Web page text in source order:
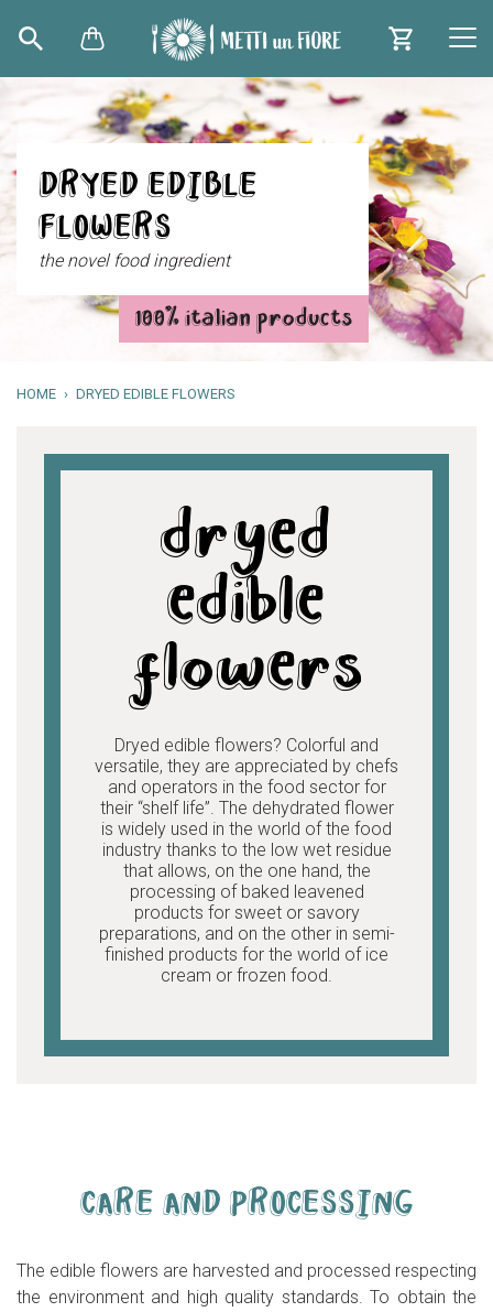
DRYED EDIBLE
FLOWERS
the novel food ingredient
100% italian products
HOME DRYED EDIBLE FLOWERS
dryed
edible
flowers
Dryed edible flowers? Colorful and
versatile, they are appreciated by chefs
and operators in the food sector for
their “shelf life”. The dehydrated flower
is widely used in the world of the food
industry thanks to the low wet residue
that allows, on the one hand, the
processing of baked leavened
products for sweet or savory
preparations, and on the other in semi-
finished products for the world of ice
cream or frozen food.
CARE AND PROCESSING
The edible flowers are harvested and processed respecting
the environment and high quality standards. To obtain the